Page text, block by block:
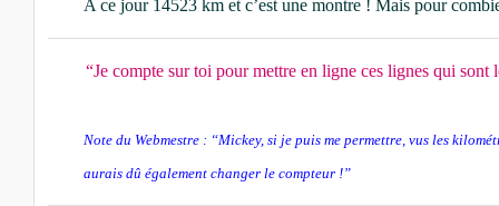
A ce jour 14523 km et c’est une montre ! Mais pour
“Je compte sur toi pour mettre en ligne ces lignes qui
Note du Webmestre : “Mickey, si je puis me permettre, vus les
aurais dû également changer le compteur !”